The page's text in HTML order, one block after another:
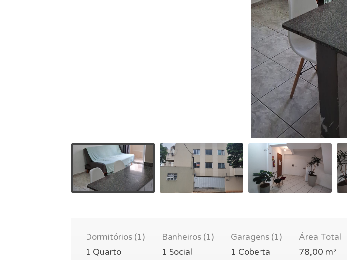
Dormitórios (1)
1 Quarto
Banheiros (1)
1 Social
Garagens (1)
1 Coberta
Área Total
78,00 m²